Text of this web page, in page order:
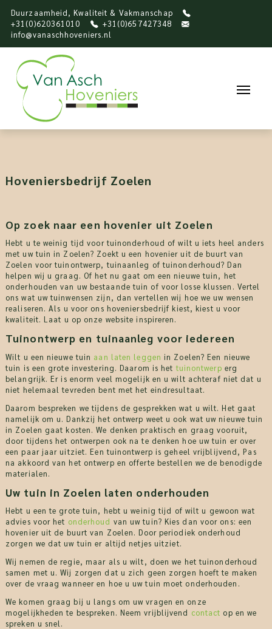
Duurzaamheid, Kwaliteit & Vakmanschap
+31(0)620361010
+31(0)657427348
info@vanaschhoveniers.nl
Hoveniersbedrijf Zoelen
Op zoek naar een hovenier uit Zoelen
Hebt u te weinig tijd voor tuinonderhoud of wilt u iets heel anders
met uw tuin in Zoelen? Zoekt u een hovenier uit de buurt van
Zoelen voor tuinontwerp, tuinaanleg of tuinonderhoud? Dan
helpen wij u graag. Of het nu gaat om een nieuwe tuin, het
onderhouden van uw bestaande tuin of voor losse klussen. Vertel
ons wat uw tuinwensen zijn, dan vertellen wij hoe we uw wensen
realiseren. Als u voor ons hoveniersbedrijf kiest, kiest u voor
kwaliteit. Laat u op onze website inspireren.
Tuinontwerp en tuinaanleg voor iedereen
Wilt u een nieuwe tuin aan laten leggen in Zoelen? Een nieuwe
tuin is een grote investering. Daarom is hettuinontwerp erg
belangrijk. Er is enorm veel mogelijk en u wilt achteraf niet dat u
niet helemaal tevreden bent met het eindresultaat.
Daarom bespreken we tijdens de gesprekken wat u wilt. Het gaat
namelijk om u. Dankzij het ontwerp weet u ook wat uw nieuwe tuin
in Zoelen gaat kosten. We denken praktisch en graag vooruit,
door tijdens het ontwerpen ook na te denken hoe uw tuin er over
een paar jaar uitziet. Een tuinontwerp is geheel vrijblijvend, Pas
na akkoord van het ontwerp en offerte bestellen we de benodigde
materialen.
Uw tuin in Zoelen laten onderhouden
Hebt u een te grote tuin, hebt u weinig tijd of wilt u gewoon wat
advies voor het onderhoud van uw tuin? Kies dan voor ons: een
hovenier uit de buurt van Zoelen. Door periodiek onderhoud
zorgen we dat uw tuin er altijd netjes uitziet.
Wij nemen de regie, maar als u wilt, doen we het tuinonderhoud
samen met u. Wij zorgen dat u zich geen zorgen hoeft te maken
over de vraag wanneer en hoe u uw tuin moet onderhouden.
We komen graag bij u langs om uw vragen en onze
mogelijkheden te bespreken. Neem vrijblijvend contact op en we
spreken u snel.